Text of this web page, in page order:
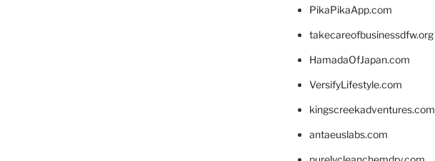
PikaPikaApp.com
takecareofbusinessdfw.org
HamadaOfJapan.com
VersifyLifestyle.com
kingscreekadventures.com
antaeuslabs.com